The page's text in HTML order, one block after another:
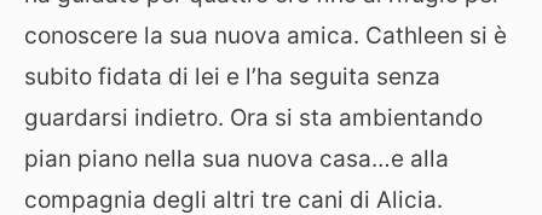
conoscere la sua nuova amica. Cathleen si è
subito fidata di lei e l’ha seguita senza
guardarsi indietro. Ora si sta ambientando
pian piano nella sua nuova casa…e alla
compagnia degli altri tre cani di Alicia.